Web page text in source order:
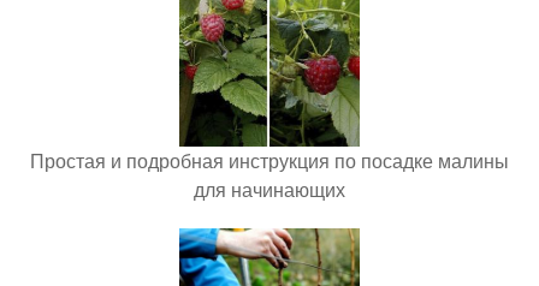
Простая и подробная инструкция по посадке малины
для начинающих